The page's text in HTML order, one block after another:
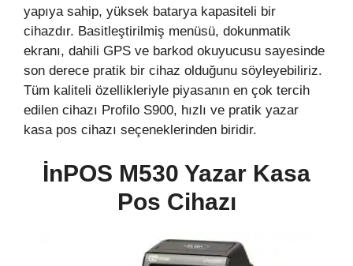
yapıya sahip, yüksek batarya kapasiteli bir
cihazdır. Basitleştirilmiş menüsü, dokunmatik
ekranı, dahili GPS ve barkod okuyucusu sayesinde
son derece pratik bir cihaz olduğunu söyleyebiliriz.
Tüm kaliteli özellikleriyle piyasanın en çok tercih
edilen cihazı Profilo S900, hızlı ve pratik yazar
kasa pos cihazı seçeneklerinden biridir.
İnPOS M530 Yazar Kasa
Pos Cihazı